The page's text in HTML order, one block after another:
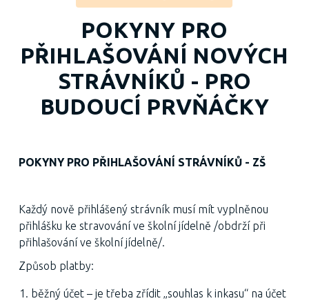
POKYNY PRO
PŘIHLAŠOVÁNÍ NOVÝCH
STRÁVNÍKŮ - PRO
BUDOUCÍ PRVŇÁČKY
POKYNY PRO PŘIHLAŠOVÁNÍ STRÁVNÍKŮ - ZŠ
Každý nově přihlášený strávník musí mít vyplněnou
přihlášku ke stravování ve školní jídelně /obdrží při
přihlašování ve školní jídelně/.
Způsob platby:
běžný účet – je třeba zřídit „souhlas k inkasu“ na účet